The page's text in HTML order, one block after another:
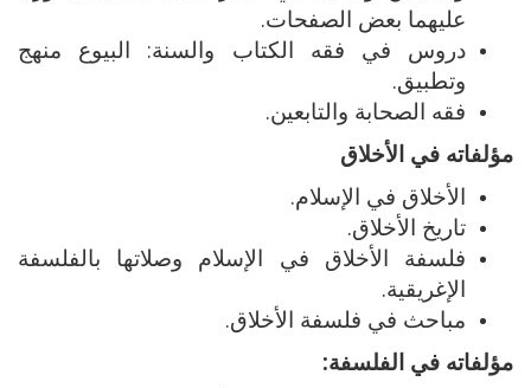
عليهما بعض الصفحات.
دروس في فقه الكتاب والسنة: البيوع منهج
وتطبيق.
فقه الصحابة والتابعين.
مؤلفاته في الأخلاق
الأخلاق في الإسلام.
تاريخ الأخلاق.
فلسفة الأخلاق في الإسلام وصلاتها بالفلسفة
الإغريقية.
مباحث في فلسفة الأخلاق.
مؤلفاته في الفلسفة: